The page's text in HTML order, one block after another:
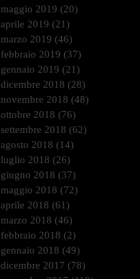
maggio 2019 (20)
aprile 2019 (21)
marzo 2019 (46)
febbraio 2019 (37)
gennaio 2019 (21)
dicembre 2018 (28)
novembre 2018 (48)
ottobre 2018 (76)
settembre 2018 (62)
agosto 2018 (14)
luglio 2018 (26)
giugno 2018 (37)
maggio 2018 (72)
aprile 2018 (61)
marzo 2018 (46)
febbraio 2018 (2)
gennaio 2018 (49)
dicembre 2017 (78)